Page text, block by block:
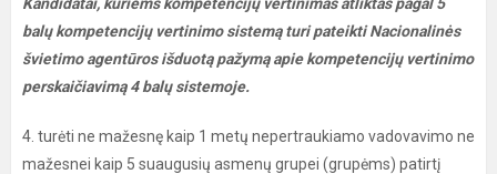
balų kompetencijų vertinimo sistemą turi pateikti Nacionalinės
švietimo agentūros išduotą pažymą apie kompetencijų vertinimo
perskaičiavimą 4 balų sistemoje.
4. turėti ne mažesnę kaip 1 metų nepertraukiamo vadovavimo ne
mažesnei kaip 5 suaugusių asmenų grupei (grupėms) patirtį